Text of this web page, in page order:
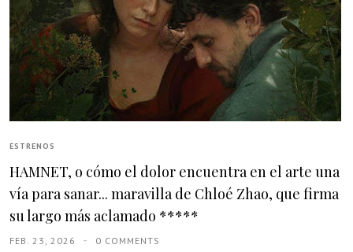
ESTRENOS
HAMNET, o cómo el dolor encuentra en el arte una
vía para sanar... maravilla de Chloé Zhao, que firma
su largo más aclamado *****
FEB. 23, 2026 0 COMMENTS